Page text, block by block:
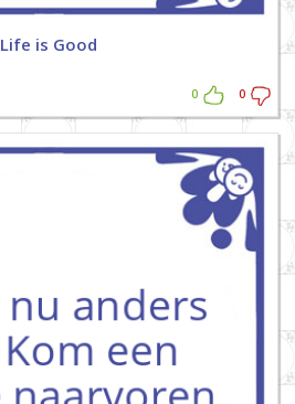
Life is Good
0 0